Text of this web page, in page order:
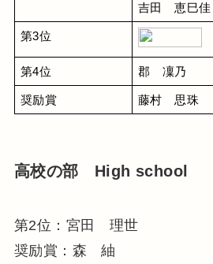
吉田　恵巳佳
第3位
第4位 郡　凜乃
奨励賞 藤村　思珠
高校の部 High school
第2位：宮田 理世
奨励賞：森 紬